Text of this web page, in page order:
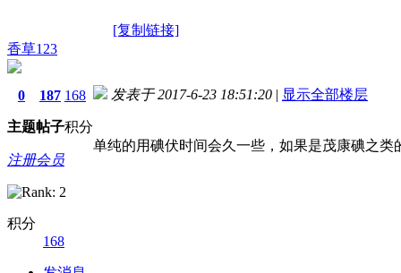
[复制链接]
香草123
0
主题
187
帖子
168
积分
注册会员
积分
168
发表于 2017-6-23 18:51:20 | 显示全部楼层
单纯的用碘伏时间会久一些，如果是茂康碘之